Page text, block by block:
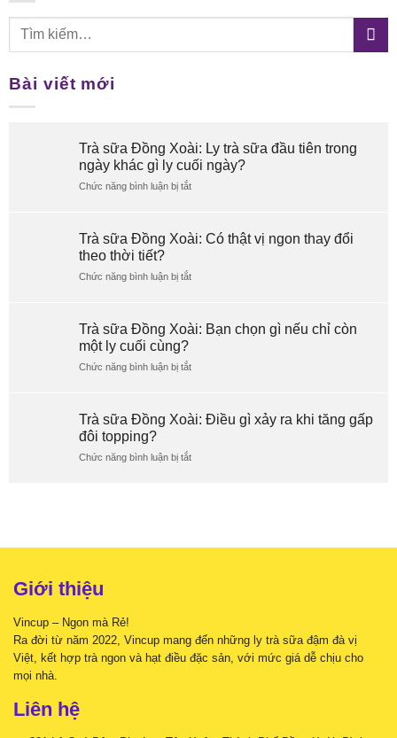
Bài viết mới
Trà sữa Đồng Xoài: Ly trà sữa đầu tiên trong
ngày khác gì ly cuối ngày?
Chức năng bình luận bị tắtở
Đồng
Xoài:
trà
tiên
trong
khác
cuối
ngày?
Trà sữa Đồng Xoài: Có thật vị ngon thay đổi
theo thời tiết?
Chức năng bình luận bị tắtở
Đồng
Xoài:
thật
thay
đổi
thời
Trà sữa Đồng Xoài: Bạn chọn gì nếu chỉ còn
một ly cuối cùng?
Chức năng bình luận bị tắtở
Đồng
Xoài:
chọn
ly
Trà sữa Đồng Xoài: Điều gì xảy ra khi tăng gấp
đôi topping?
Chức năng bình luận bị tắtở
gì
đôi
topping?
Giới thiệu
Vincup – Ngon mà Rẻ!
Ra đời từ năm 2022, Vincup mang đến những ly trà sữa đậm đà vị
Việt, kết hợp trà ngon và hạt điều đặc sản, với mức giá dễ chịu cho
mọi nhà.
Liên hệ